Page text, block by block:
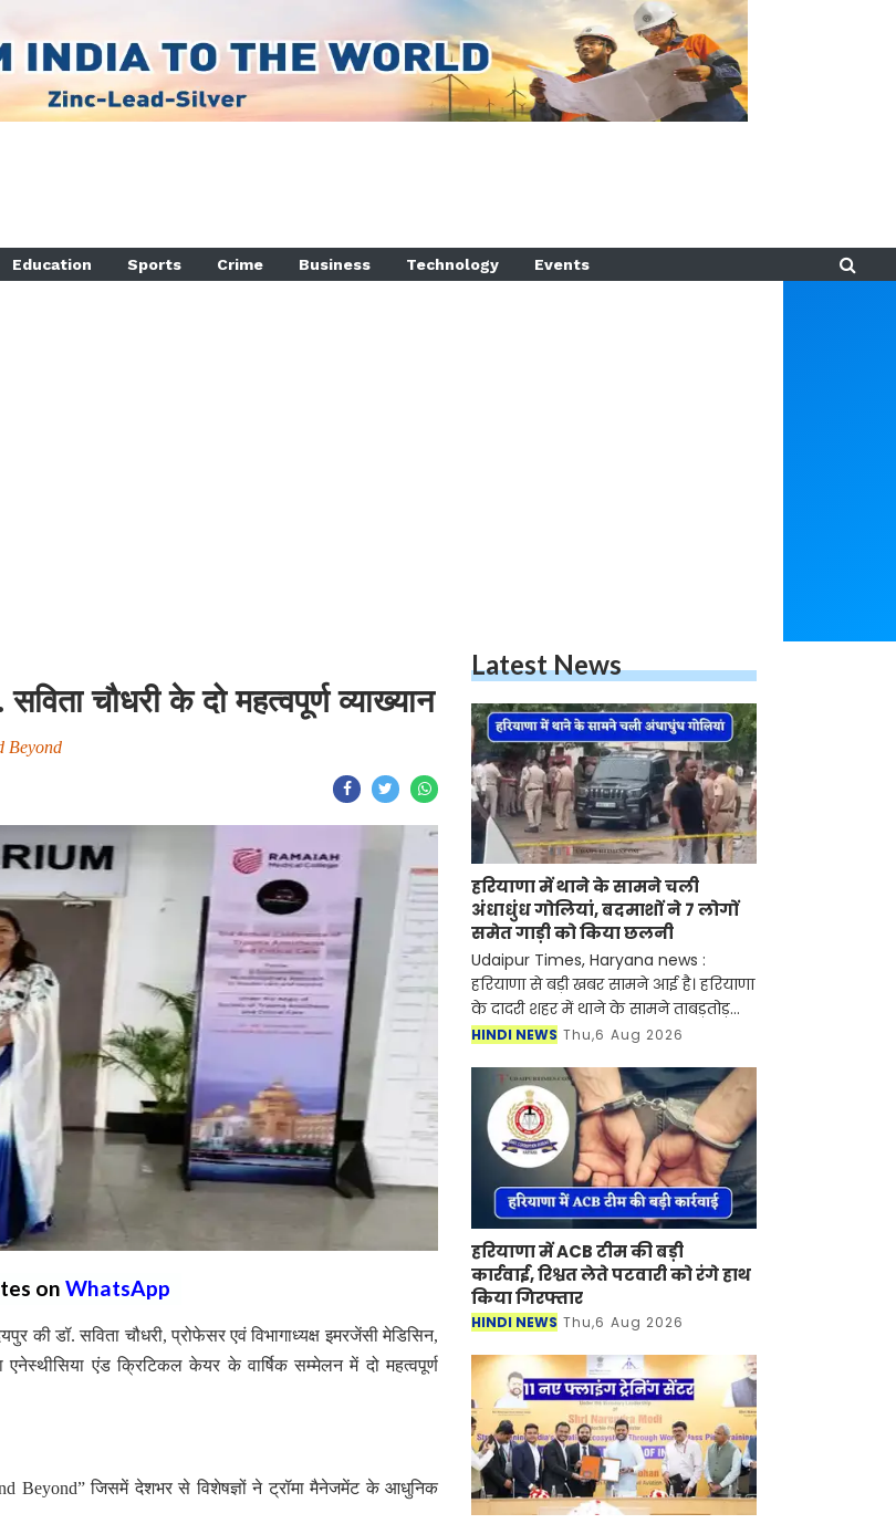
Education Sports Crime Business Technology Events
चौधरी के दो महत्वपूर्ण व्याख्यान
Beyond
on WhatsApp
डॉ. सविता चौधरी, प्रोफेसर एवं विभागाध्यक्ष इमरजेंसी मेडिसिन,
एंड क्रिटिकल केयर के वार्षिक सम्मेलन में दो महत्वपूर्ण
Beyond” जिसमें देशभर से विशेषज्ञों ने ट्रॉमा मैनेजमेंट के आधुनिक
Latest News
हरियाणा में थाने के सामने चली
अंधाधुंध गोलियां, बदमाशों ने 7 लोगों
समेत गाड़ी को किया छलनी
Udaipur Times, Haryana news :
हरियाणा से बड़ी खबर सामने आई है। हरियाणा
के दादरी शहर में थाने के सामने ताबड़तोड़
फायरिंग का मामला सामने आया है। मिली
के दौरान 6 लोग
HINDI NEWS Thu,6 Aug 2026
हरियाणा में ACB टीम की बड़ी
कार्रवाई, रिश्वत लेते पटवारी को रंगे हाथ
किया गिरफ्तार
HINDI NEWS Thu,6 Aug 2026